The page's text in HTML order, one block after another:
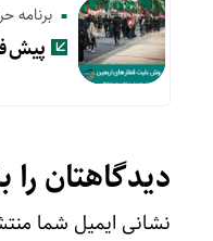
برنامه
پیش‌
دیدگاهتان را
نشانی ایمیل شما